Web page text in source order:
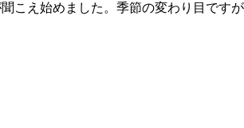
え始めました。季節の変わり目です